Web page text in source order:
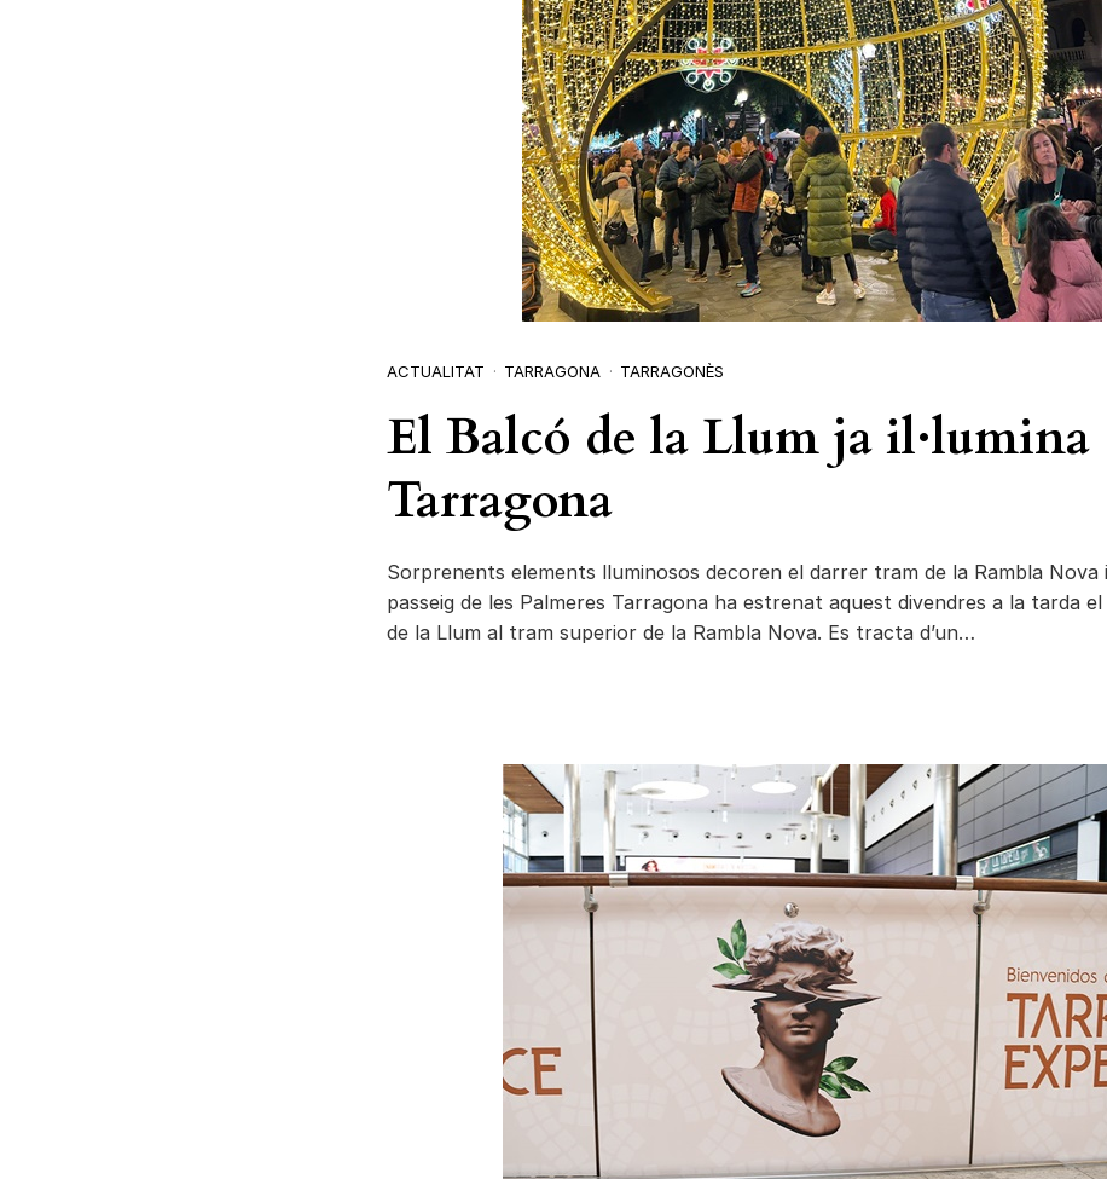
ACTUALITAT TARRAGONA TARRAGONÈS
El Balcó de la Llum ja il·lumina
Tarragona
Sorprenents elements lluminosos decoren el darrer tram de la Rambla Nova
passeig de les Palmeres Tarragona ha estrenat aquest divendres a la tarda el
de la Llum al tram superior de la Rambla Nova. Es tracta d’un…